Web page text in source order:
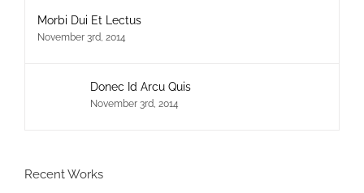
Morbi Dui Et Lectus
November 3rd, 2014
Donec Id Arcu Quis
November 3rd, 2014
Recent Works